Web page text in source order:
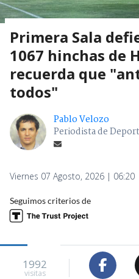
Primera Sala
1067 hinchas de
recuerda que
todos"
Pablo Velozo
Periodista de
Viernes 07 Agosto, 2026 | 06:20
Seguimos criterios de
1992
visitas